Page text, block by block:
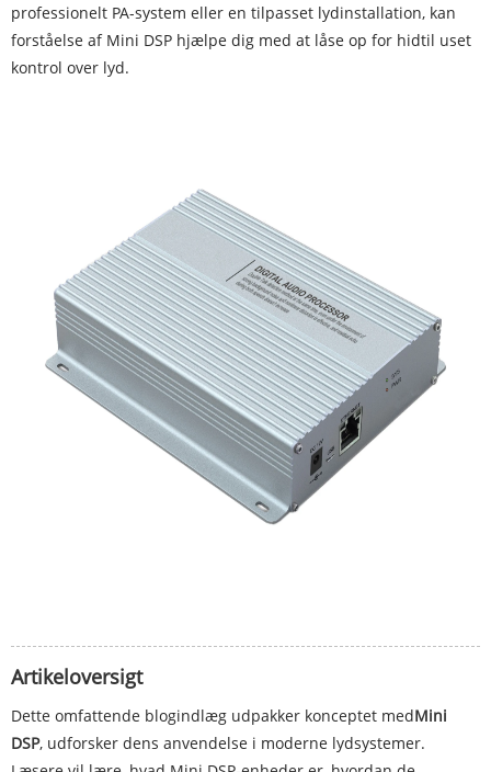
professionelt PA-system eller en tilpasset lydinstallation, kan
forståelse af Mini DSP hjælpe dig med at låse op for hidtil uset
kontrol over lyd.
Artikeloversigt
Dette omfattende blogindlæg udpakker konceptet medMini
DSP, udforsker dens anvendelse i moderne lydsystemer.